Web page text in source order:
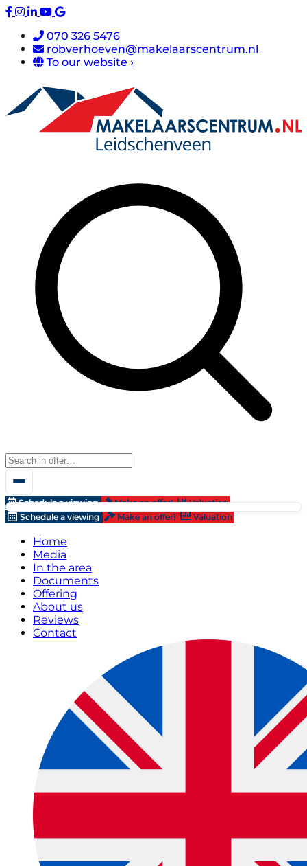
070 326 5476
robverhoeven@makelaarscentrum.nl
To our website ›
Schedule a viewing Make an offer!
Valuation
Schedule a viewing
Make an offer! Valuation
Home
Media
In the area
Documents
Offering
About us
Reviews
Contact